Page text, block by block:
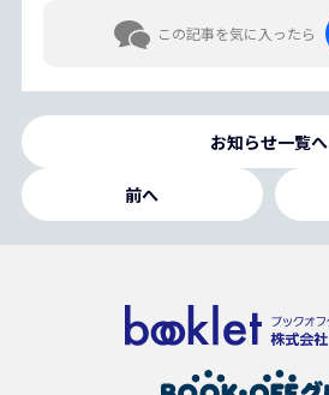
この記事を気に入ったら
お知らせ一覧へ
前へ